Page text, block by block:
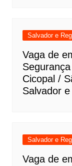
Salvador e
Vaga de
Cicopal /
Salvador
Salvador e
Vaga de